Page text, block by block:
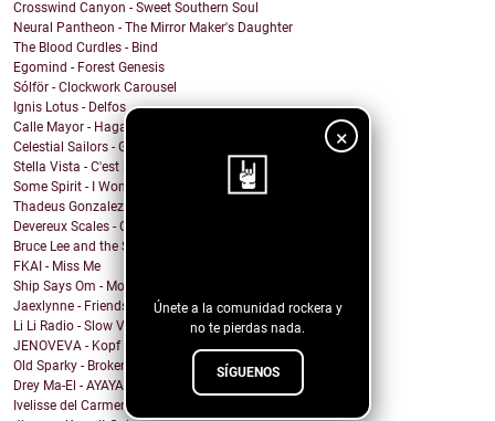
×
Únete a la comunidad rockera y
no te pierdas nada.
SÍGUENOS
Crosswind Canyon - Sweet Southern Soul
Neural Pantheon - The Mirror Maker's Daughter
The Blood Curdles - Bind
Egomind - Forest Genesis
Sólför - Clockwork Carousel
Ignis Lotus - Delfos
Calle Mayor - Hagamos fuego
Celestial Sailors - Get Back To Dreaming
Stella Vista - C'est la Vie
Some Spirit - I Won't Let You Down
Thadeus Gonzalez - Every Heart Beats
Devereux Scales - Close Your Eyes and Sing!
Bruce Lee and the Streetfighters - Lost Your Head
FKAI - Miss Me
Ship Says Om - Mother Director
Jaexlynne - Friends Like You
Li Li Radio - Slow View
JENOVEVA - Kopf auf
Old Sparky - Broken City Blues
Drey Ma-El - AYAYAI
Ivelisse del Carmen - Mi Sangre Baila